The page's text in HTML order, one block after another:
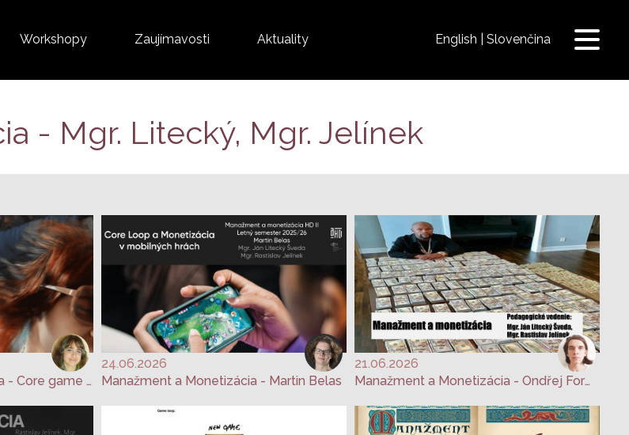
Workshopy Zaujímavosti Aktuality English Slovenčina
- Mgr. Litecký, Mgr. Jelínek
Manažment a monetizácia - Core game loop - Lesana Behanová
24.06.2026
Manažment a Monetizácia - Martin Belas
21.06.2026
Manažment a Monetizácia - Ondřej Formánek